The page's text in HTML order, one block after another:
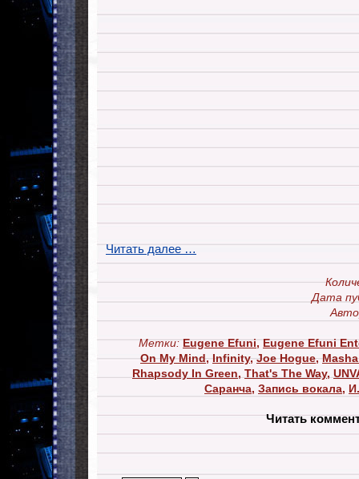
Читать далее …
Дата
Метки: Eugene Efuni, Eugene Efuni
On My Mind,Infinity,Joe Hogue,
Rhapsody In Green, That's The Way,
Саранча, Запись вокала,
Читать